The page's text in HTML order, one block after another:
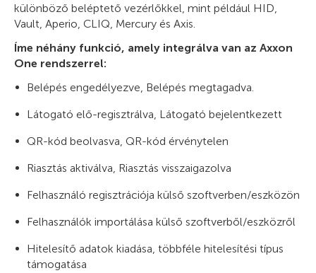
különböző beléptető vezérlőkkel, mint például HID,
Vault, Aperio, CLIQ, Mercury és Axis.
Íme néhány funkció, amely integrálva van az Axxon
One rendszerrel:
Belépés engedélyezve, Belépés megtagadva.
Látogató elő-regisztrálva, Látogató bejelentkezett
QR-kód beolvasva, QR-kód érvénytelen
Riasztás aktiválva, Riasztás visszaigazolva
Felhasználó regisztrációja külső szoftverben/eszközön
Felhasználók importálása külső szoftverből/eszközről
Hitelesítő adatok kiadása, többféle hitelesítési típus
támogatása